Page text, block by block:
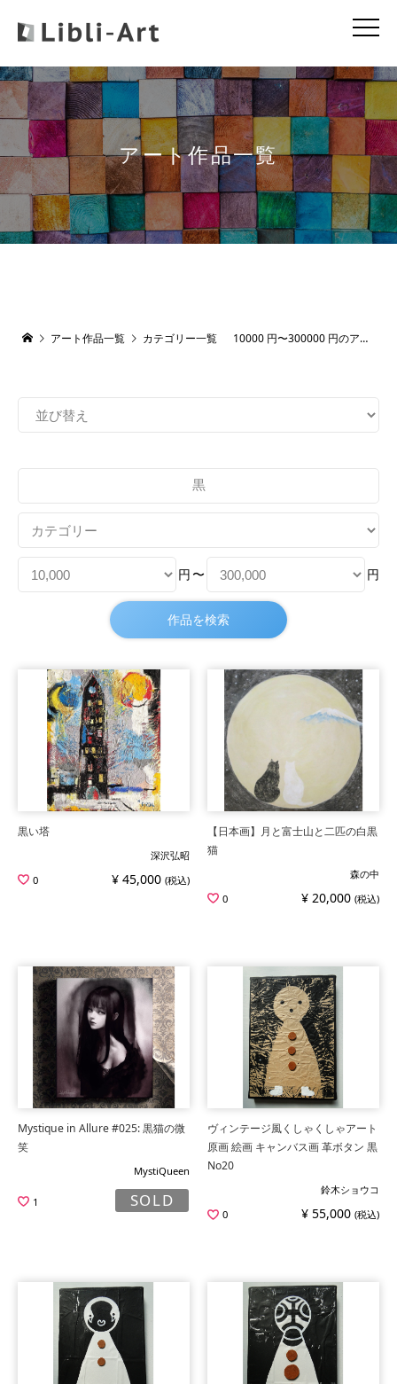
アート作品一覧
アート作品一覧 カテゴリー一覧 10000 円〜300000 円のアート作品
円 〜 円
黒い塔
深沢弘昭
0
¥ 45,000 (税込)
【日本画】月と富士山と二匹の白黒
猫
森の中
0
¥ 20,000 (税込)
Mystique in Allure #025: 黒猫の微
笑
MystiQueen
1 SOLD
ヴィンテージ風くしゃくしゃアート
原画 絵画 キャンバス画 革ボタン 黒
No20
鈴木ショウコ
0
¥ 55,000 (税込)